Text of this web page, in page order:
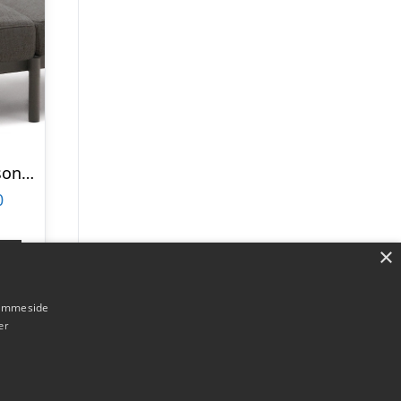
Udendørs 3-personers sofa Kave Home Sorells grafit aluminium modulær loungesofa
×